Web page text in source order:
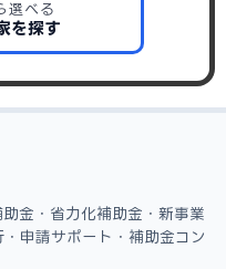
選べる
を探す
金・省力化補助金・新事業
申請サポート・補助金コン